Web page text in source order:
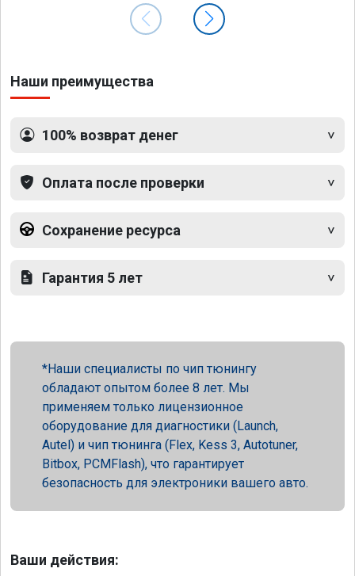
Наши преимущества
100% возврат денег
Оплата после проверки
Сохранение ресурса
Гарантия 5 лет
Наши специалисты по чип тюнингу
обладают опытом более 8 лет. Мы
применяем только лицензионное
оборудование для диагностики (Launch,
Autel) и чип тюнинга (Flex, Kess 3, Autotuner,
Bitbox, PCMFlash), что гарантирует
безопасность для электроники вашего авто.
Ваши действия: